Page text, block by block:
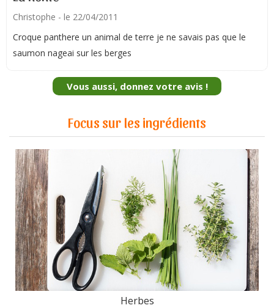
Christophe - le 22/04/2011
Croque panthere un animal de terre je ne savais pas que le
saumon nageai sur les berges
Vous aussi, donnez votre avis !
Focus sur les ingrédients
Herbes